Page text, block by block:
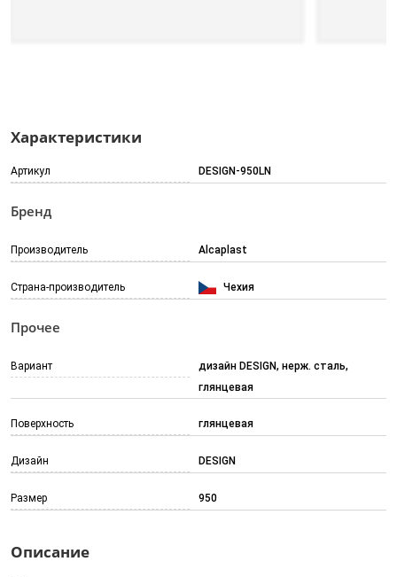
Характеристики
Артикул DESIGN-950LN
Бренд
Производитель Alcaplast
Страна-производитель Чехия
Прочее
Вариант
дизайн DESIGN, нерж. сталь,
глянцевая
Поверхность глянцевая
Дизайн DESIGN
Размер 950
Описание